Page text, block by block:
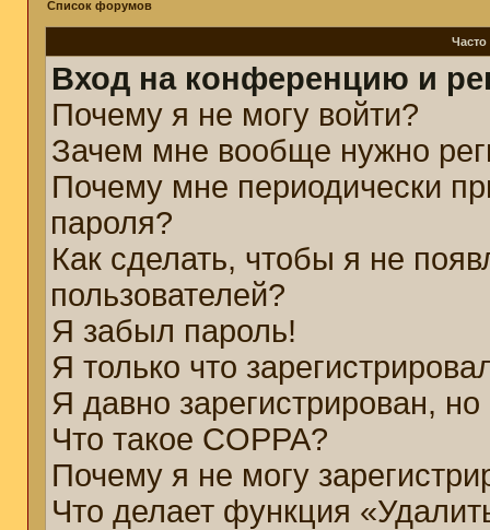
Список форумов
Вход на конференцию и
Почему я не могу войти?
Зачем мне вообще нужно
Почему мне периодически
пароля?
Как сделать, чтобы я не
пользователей?
Я забыл пароль!
Я только что
Я давно зарегистрирован,
Что такое COPPA?
Почему я не могу
Что делает функция